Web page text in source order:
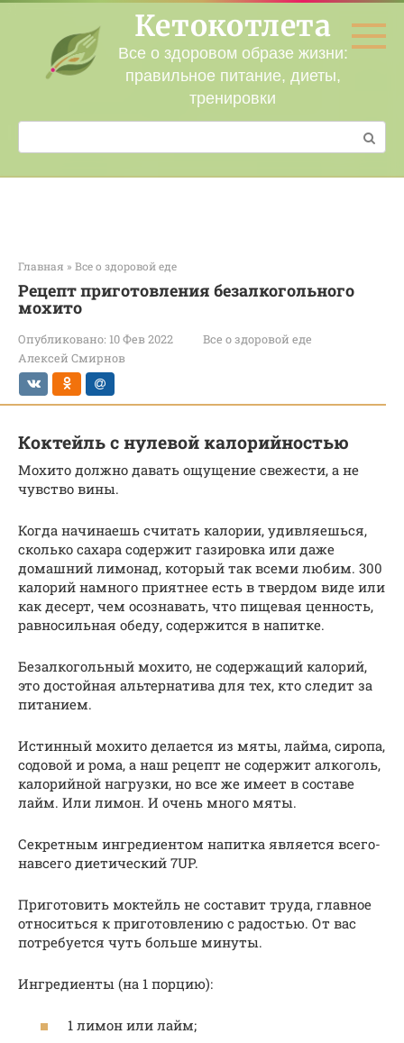
Перейти
контенту
Кетокотлета
Все о здоровом образе жизни:
правильное питание, диеты,
тренировки
Поиск:
Главная » Все о здоровой еде
Рецепт приготовления безалкогольного
мохито
Опубликовано: 10 Фев 2022
Все о здоровой еде
Алексей Смирнов
Коктейль с нулевой калорийностью
Мохито должно давать ощущение свежести, а не
чувство вины.
Когда начинаешь считать калории, удивляешься,
сколько сахара содержит газировка или даже
домашний лимонад, который так всеми любим. 300
калорий намного приятнее есть в твердом виде или
как десерт, чем осознавать, что пищевая ценность,
равносильная обеду, содержится в напитке.
Безалкогольный мохито, не содержащий калорий,
это достойная альтернатива для тех, кто следит за
питанием.
Истинный мохито делается из мяты, лайма, сиропа,
содовой и рома, а наш рецепт не содержит алкоголь,
калорийной нагрузки, но все же имеет в составе
лайм. Или лимон. И очень много мяты.
Секретным ингредиентом напитка является всего-
навсего диетический 7UP.
Приготовить моктейль не составит труда, главное
относиться к приготовлению с радостью. От вас
потребуется чуть больше минуты.
Ингредиенты (на 1 порцию):
1 лимон или лайм;